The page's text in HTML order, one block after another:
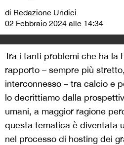
di Redazione Undici
02 Febbraio 2024 alle 14:34
Tra i tanti problemi che ha la
rapporto – sempre più
interconnesso – tra calcio e
lo decrittiamo dalla
umani, a maggior ragione
questa tematica è diventata
nel processo di hosting dei